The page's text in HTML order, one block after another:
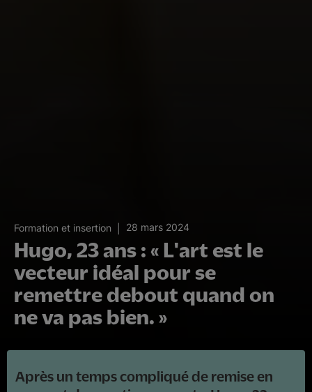
Formation et insertion 28 mars 2024
Hugo, 23 ans : « L'art est le
vecteur idéal pour se
remettre debout quand on
ne va pas bien. »
Après un temps compliqué de remise en